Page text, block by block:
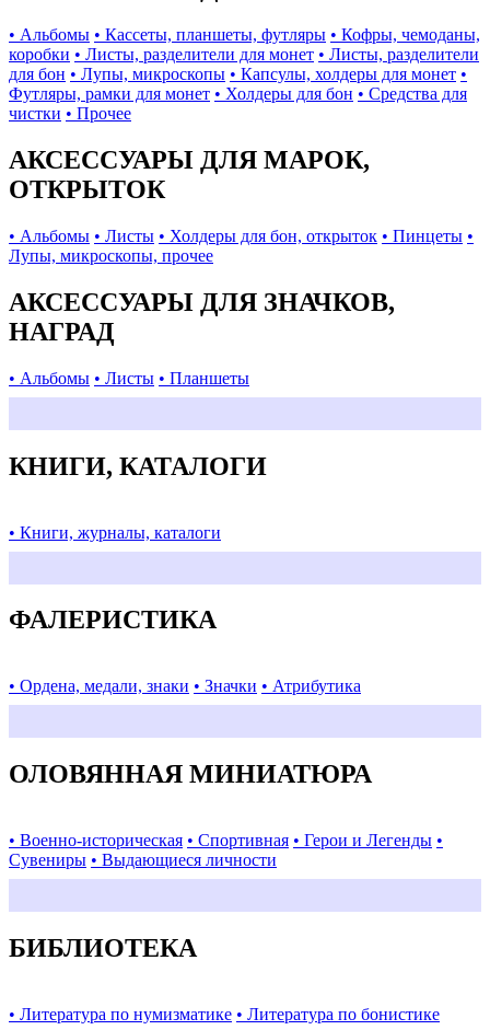
• Альбомы • Кассеты, планшеты, футляры • Кофры, чемоданы,
коробки • Листы, разделители для монет • Листы, разделители
для бон • Лупы, микроскопы • Капсулы, холдеры для монет •
Футляры, рамки для монет • Холдеры для бон • Средства для
чистки • Прочее
АКСЕССУАРЫ ДЛЯ МАРОК,
ОТКРЫТОК
• Альбомы • Листы • Холдеры для бон, открыток • Пинцеты •
Лупы, микроскопы, прочее
АКСЕССУАРЫ ДЛЯ ЗНАЧКОВ,
НАГРАД
• Альбомы • Листы • Планшеты
КНИГИ, КАТАЛОГИ
• Книги, журналы, каталоги
ФАЛЕРИСТИКА
• Ордена, медали, знаки • Значки • Атрибутика
ОЛОВЯННАЯ МИНИАТЮРА
• Военно-историческая • Спортивная • Герои и Легенды •
Сувениры • Выдающиеся личности
БИБЛИОТЕКА
• Литература по нумизматике • Литература по бонистике